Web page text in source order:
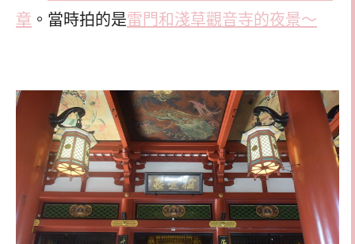
章 。當時拍的是雷門和淺草觀音寺的夜景～